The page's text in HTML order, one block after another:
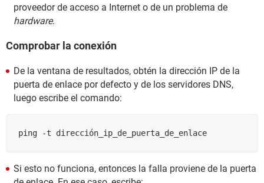
proveedor de acceso a Internet o de un problema de
hardware.
Comprobar la conexión
De la ventana de resultados, obtén la dirección IP de la
puerta de enlace por defecto y de los servidores DNS,
luego escribe el comando:
ping -t dirección_ip_de_puerta_de_enlace
Si esto no funciona, entonces la falla proviene de la puerta